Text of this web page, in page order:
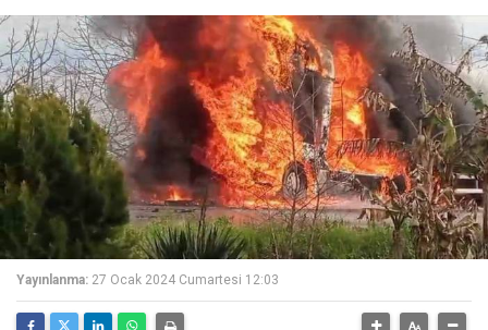
Yayınlanma: 27 Ocak 2024 Cumartesi 12:03